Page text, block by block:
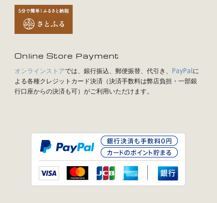
Online Store Payment
オンラインストアでは、銀行振込、郵便振替、代引き、 PayPalに
よる各種クレジットカード決済（決済手数料は弊店負担・一部銀
行口座からの決済も可）がご利用いただけます。